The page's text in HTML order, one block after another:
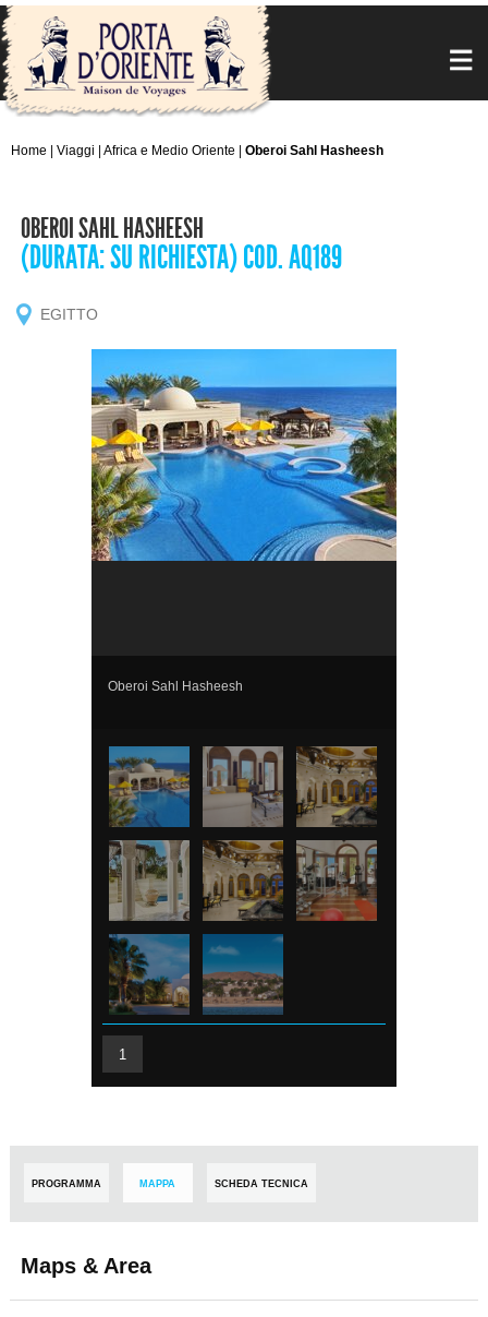
Home Viaggi Africa e Medio Oriente Oberoi Sahl Hasheesh
OBEROI SAHL HASHEESH
(DURATA: SU RICHIESTA) COD. AQ189
EGITTO
Oberoi Sahl Hasheesh
1
PROGRAMMA MAPPA SCHEDA TECNICA
Maps & Area